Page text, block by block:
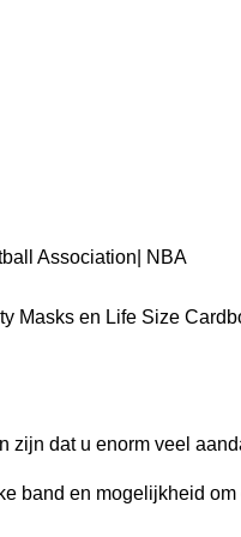
Association| NBA
Masks en Life Size
zijn dat u enorm veel
band en mogelijkheid om